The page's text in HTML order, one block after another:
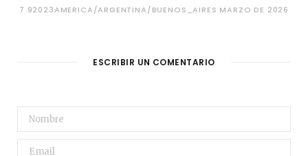
7 92023AMERICA/ARGENTINA/BUENOS_AIRES MARZO DE 2026
ESCRIBIR UN COMENTARIO